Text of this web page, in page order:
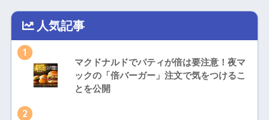
人気記事
1
マクドナルドでパティが倍は要注意！夜マ
ックの「倍バーガー」注文で気をつけるこ
とを公開
2